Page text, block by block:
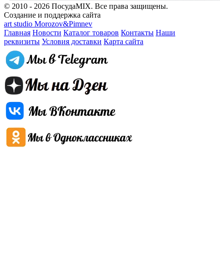
© 2010 - 2026 ПосудаMIX. Все права защищены.
Создание и поддержка сайта
art studio Morozov&Pimnev
Главная Новости Каталог товаров Контакты Наши
реквизиты Условия доставки Карта сайта